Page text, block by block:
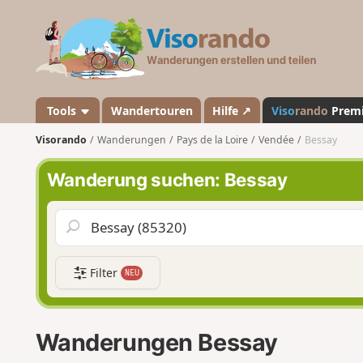
a
n
d
o
Tools Wandertouren Hilfe ↗ Visorando
Visorando Wanderungen Pays de la Loire Vendée Bessay
Wanderung suchen: Bessay
Filter NEU
Wanderungen Bessay